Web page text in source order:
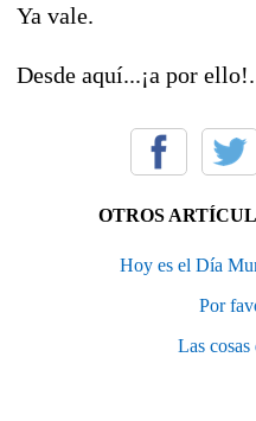
Ya vale.
Desde aquí...¡a por ello!.
OTROS
Hoy es el Día
Por
Las